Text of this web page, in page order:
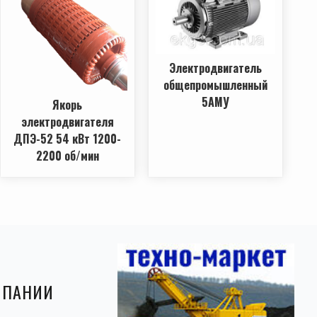
Якорь
электродвигателя
ДПЭ-52 54 кВт 1200-
2200 об/мин
Электродвигатель
общепромышленный
5АМУ